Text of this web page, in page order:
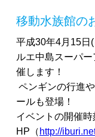
移動水族館の
平成30年4月15日
ルエ中島スーパ
催します！
ペンギンの行進
ールも登場！
イベントの開催
HP（ http://